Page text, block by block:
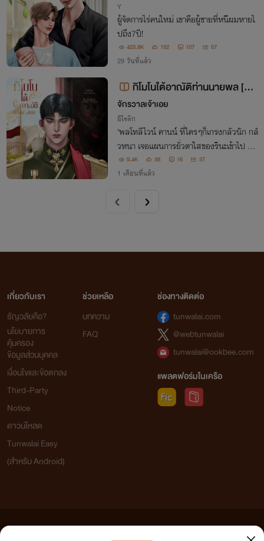
Y
ผู้จัดการไร่คนใหม่ เขาคือผู้ชายที่หนีผมหายไ
ปถึง7ปี!
423.8K 152 107 57
29 วันที่แล้ว
กิโมโนใต้อาณัติท่านนายพล [มีE
-Book]
จักรวาลเจ้าเอย
อีโรติก
’พลโทลีไวน์ คานน์ ที่ใครๆก็เกรงกลัวนัก กลั
วหนา เจอแผนการยั่วตาใสของรินะเข้าไป ก็ไ
ม่เห็นจะเท่าไหร่นี่นา…‘
9.4K 38 16 37
1 เดือนที่แล้ว
เกี่ยวกับเรา
ธัญวลัยคือ?
นโยบายการ
คุ้มครอง
ข้อมูลส่วนบุคคล
เงื่อนไขและข้อตกลง
Third-Party
Notice
ดาวน์โหลด
Tunwalai Easy
(สำหรับ Android)
ช่วยเหลือ
บทความ
FAQ
ช่องทางติดต่อ
tunwalai.com
@webtunwalai
tunwalai@ookbee.com
แพลตฟอร์มในเครือ